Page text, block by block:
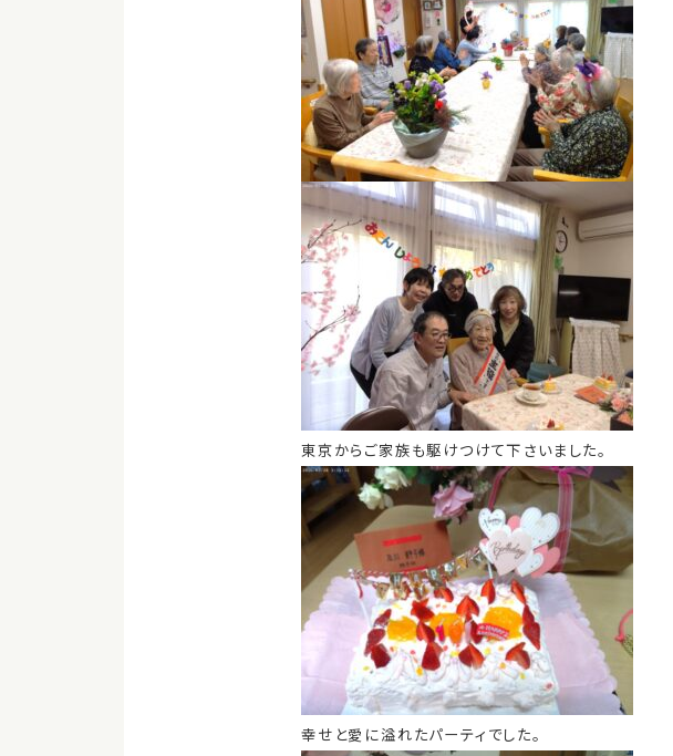
東京からご家族も駆けつけて下さいました。
幸せと愛に溢れたパーティでした。